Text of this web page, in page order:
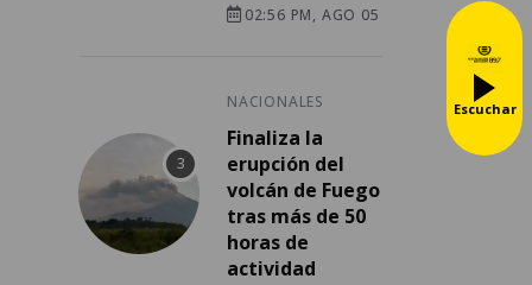
02:56 PM, AGO 05
NACIONALES
Finaliza la
erupción del
volcán de Fuego
tras más de 50
horas de
actividad
Escuchar